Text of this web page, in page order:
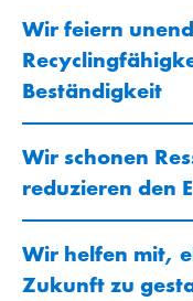
Wir feiern
Beständigkeit
Wir schonen
reduzieren den
Wir helfen mit,
Zukunft zu